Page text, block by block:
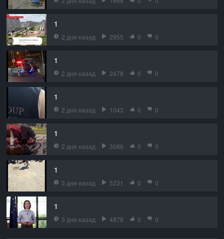
1
2 дня назад 2955 0 0
1
2 дня назад 2478 0 0
1
2 дня назад 1043 0 0
1
2 дня назад 3086 0 0
1
3 дня назад 5231 0 0
1
3 дня назад 4878 0 0